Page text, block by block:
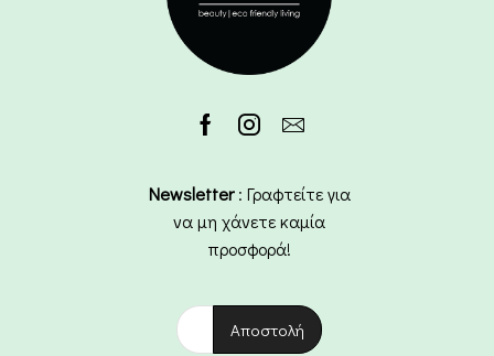
Newsletter: Γραφτείτε για
να μη χάνετε καμία
προσφορά!